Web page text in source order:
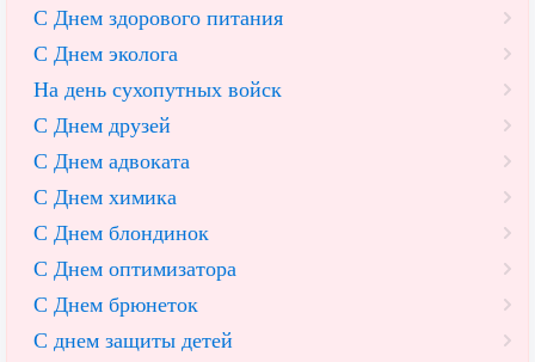
С Днем здорового питания
С Днем эколога
На день сухопутных войск
С Днем друзей
С Днем адвоката
С Днем химика
С Днем блондинок
С Днем оптимизатора
С Днем брюнеток
С днем защиты детей